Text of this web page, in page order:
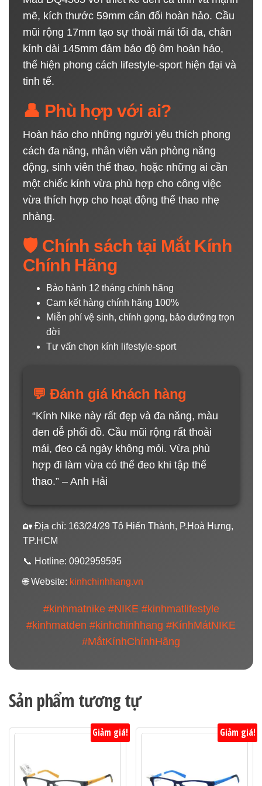
mẽ, kích thước 59mm cân đối hoàn hảo. Cầu
mũi rộng 17mm tạo sự thoải mái tối đa, chân
kính dài 145mm đảm bảo độ ôm hoàn hảo,
thể hiện phong cách lifestyle-sport hiện đại và
tinh tế.
👤 Phù hợp với ai?
Hoàn hảo cho những người yêu thích phong
cách đa năng, nhân viên văn phòng năng
động, sinh viên thể thao, hoặc những ai cần
một chiếc kính vừa phù hợp cho công việc
vừa thích hợp cho hoạt động thể thao nhẹ
nhàng.
🛡️ Chính sách tại Mắt Kính
Chính Hãng
Bảo hành 12 tháng chính hãng
Cam kết hàng chính hãng 100%
Miễn phí vệ sinh, chỉnh gọng, bảo dưỡng trọn
đời
Tư vấn chọn kính lifestyle-sport
💬 Đánh giá khách hàng
“Kính Nike này rất đẹp và đa năng, màu
đen dễ phối đồ. Cầu mũi rộng rất thoải
mái, đeo cả ngày không mỏi. Vừa phù
hợp đi làm vừa có thể đeo khi tập thể
thao.” – Anh Hải
🏡 Địa chỉ: 163/24/29 Tô Hiến Thành, P.Hoà Hưng,
TP.HCM
📞 Hotline: 0902959595
🌐 Website: kinhchinhhang.vn
#kinhmatnike #NIKE #kinhmatlifestyle
#kinhmatden #kinhchinhhang #KínhMátNIKE
#MắtKínhChínhHãng
Sản phẩm tương tự
Giảm giá! Giảm giá!